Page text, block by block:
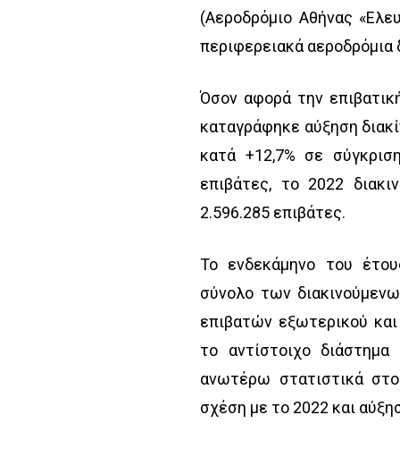
(Αεροδρόμιο Αθήνας
περιφερειακά αεροδρόμια
Όσον αφορά την
καταγράφηκε αύξηση
κατά +12,7% σε
επιβάτες, το 2022
2.596.285 επιβάτες.
Το ενδεκάμηνο του
σύνολο των
επιβατών εξωτερικού
το αντίστοιχο
ανωτέρω στατιστικά
σχέση με το 2022 και